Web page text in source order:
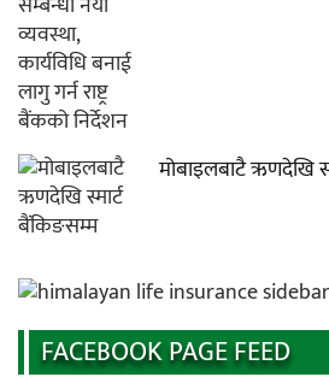
मोबाइलबाटै ऋणदेखि
FACEBOOK PAGE FEED